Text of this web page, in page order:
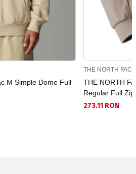
M Simple Dome Full
THE NORTH FACE
THE NORTH
Regular Full
273.11 RON